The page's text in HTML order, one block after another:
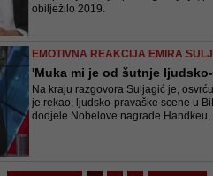
obilježilo 2019.
EMOTIVNA REAKCIJA EMIRA
'Muka mi je od šutnje
Na kraju razgovora Suljagić je,
je rekao, ljudsko-pravaške scene u
dodjele Nobelove nagrade